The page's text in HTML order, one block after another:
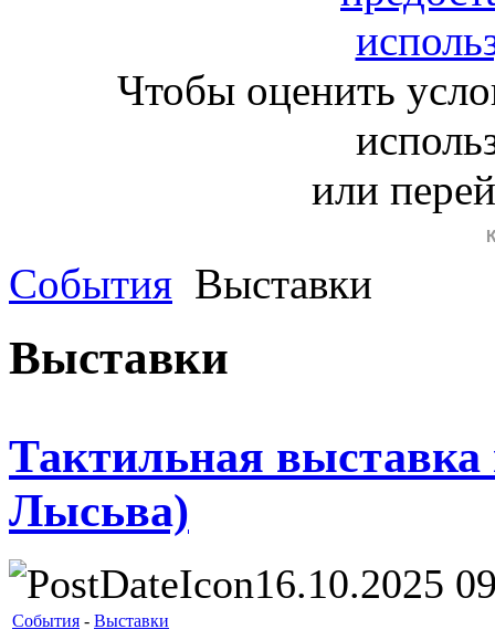
Чтобы оценить
или
События Выставки
Выставки
Тактильная выставка
Лысьва)
16.10.2025
События - Выставки